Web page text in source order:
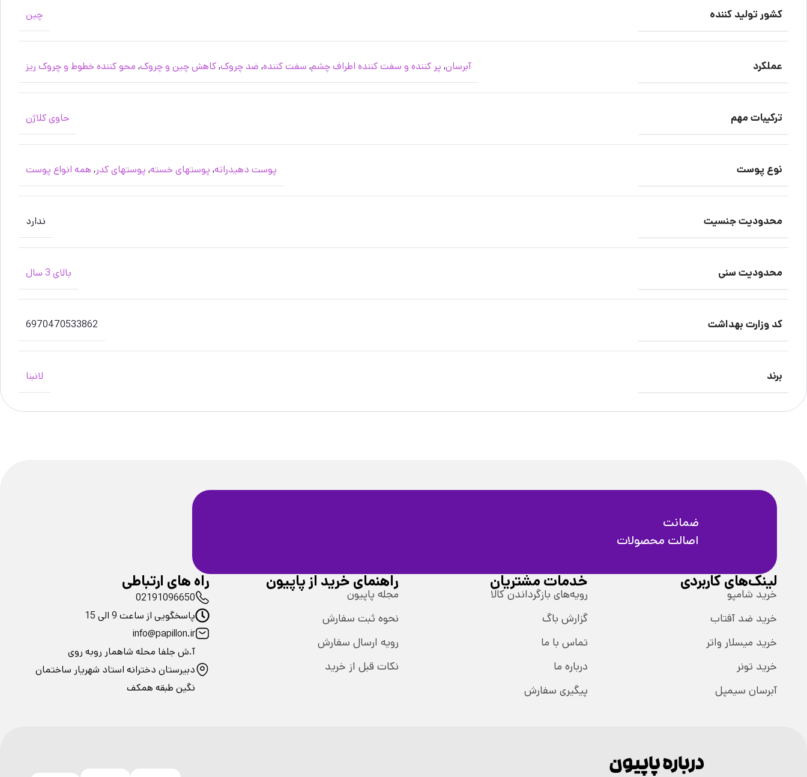
کشور تولید کننده چین
عملکرد آبرسان, پر کننده و سفت کننده اطراف چشم, سفت کننده, ضد چروک,کاهش چین و چروک, محو کننده خطوط و چروک ریز
ترکیبات مهم حاوی کلاژن
نوع پوست پوست دهیدراته, پوستهای خسته, پوستهای کدر, همه انواع پوست
محدودیت جنسیت ندارد
محدودیت سنی بالای 3 سال
کد وزارت بهداشت 6970470533862
برند لانبنا
ضمانت
اصالت محصولات
لینک‌های کاربردی
خرید شامپو
خرید ضد آفتاب
خرید میسلار واتر
خرید تونر
آبرسان سیمپل
خدمات مشتریان
رویه‌های بازگرداندن کالا
گزارش باگ
تماس با ما
درباره ما
پیگیری سفارش
راهنمای خرید از پاپیون
مجله پاپیون
نحوه ثبت سفارش
رویه ارسال سفارش
نکات قبل از خرید
راه های ارتباطی
02191096650
پاسخگویی از ساعت 9 الی 15
info@papillon.ir
آ.ش جلفا محله شاهمار روبه روی
دبیرستان دخترانه استاد شهریار ساختمان
نگین طبقه همکف
درباره پاپیون